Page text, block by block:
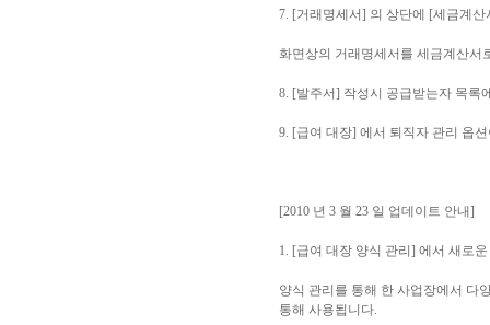
7. [거래명세서] 의 상단에 [세금계
화면상의 거래명세서를 세금계산서
8. [발주서] 작성시 공급받는자 목록
9. [급여 대장] 에서 퇴직자 관리 옵
[2010 년 3 월 23 일 업데이트 안내]
1. [급여 대장 양식 관리] 에서 새로
양식 관리를 통해 한 사업장에서 다
통해 사용됩니다.